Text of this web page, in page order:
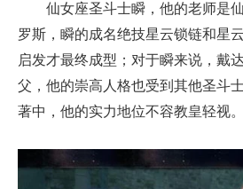
仙女座圣斗士瞬，他的老师是仙
罗斯，瞬的成名绝技星云锁链和星
启发才最终成型；对于瞬来说，戴
父，他的崇高人格也受到其他圣斗
著中，他的实力地位不容教皇轻视。